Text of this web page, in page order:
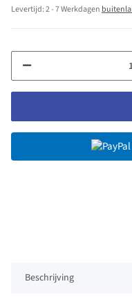
Levertijd:2 - 7 Werkdagen
Beschrijving